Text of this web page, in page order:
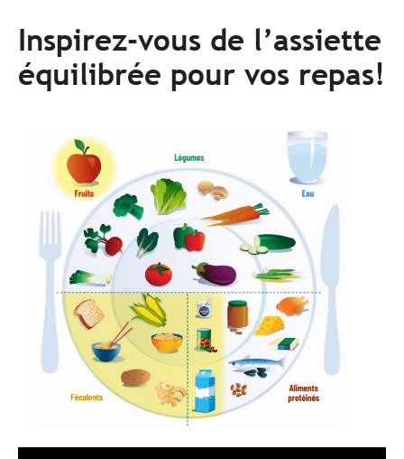
Inspirez-vous de l’assiette
équilibrée pour vos repas!